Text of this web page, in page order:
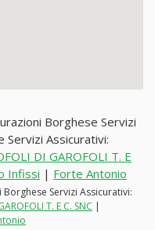
Borghese Servizi
Servizi Assicurativi:
DI GAROFOLI T. E
Infissi | Forte Antonio
Servizi Assicurativi:
T. E C. SNC |